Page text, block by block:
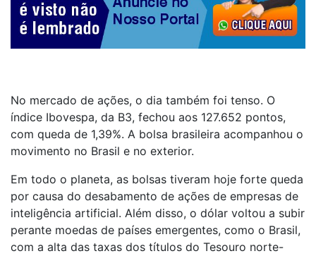
No mercado de ações, o dia também foi tenso. O
índice Ibovespa, da B3, fechou aos 127.652 pontos,
com queda de 1,39%. A bolsa brasileira acompanhou o
movimento no Brasil e no exterior.
Em todo o planeta, as bolsas tiveram hoje forte queda
por causa do desabamento de ações de empresas de
inteligência artificial. Além disso, o dólar voltou a subir
perante moedas de países emergentes, como o Brasil,
com a alta das taxas dos títulos do Tesouro norte-